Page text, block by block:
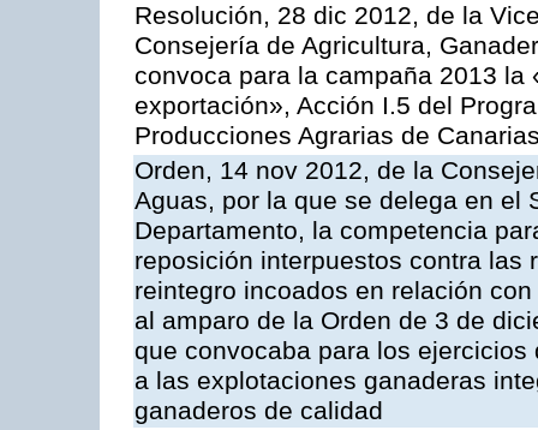
Resolución, 28 dic 2012, de la
Consejería de Agricultura,
convoca para la campaña 2013
exportación», Acción I.5 del
Producciones Agrarias de
Orden, 14 nov 2012, de la
Aguas, por la que se delega en el
Departamento, la competencia
reposición interpuestos contra las
reintegro incoados en relación
al amparo de la Orden de 3 de
que convocaba para los
a las explotaciones ganaderas
ganaderos de calidad